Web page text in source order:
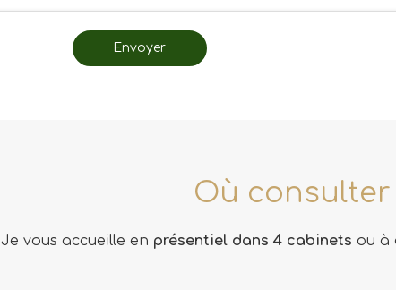
Envoyer
Où consulter
Je vous accueille en présentiel dans 4 cabinets ou à